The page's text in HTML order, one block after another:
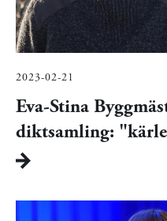
2023-02-21
Eva-Stina
diktsamling: